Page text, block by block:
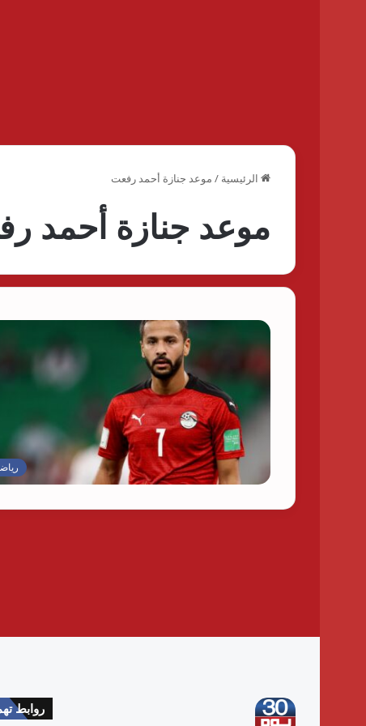
الرئيسية / موعد جنازة أحمد رفعت
موعد جنازة أحمد
روابط